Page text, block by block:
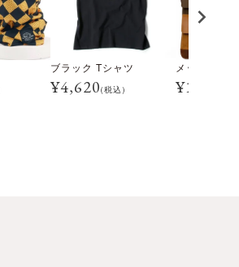
ブラック Tシャツ
¥4,620(税込)
メッセンジ
¥16,500